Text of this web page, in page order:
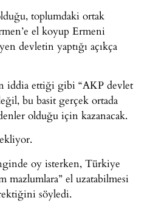
toplumdaki ortak
el koyup Ermeni
devletin yaptığı açıkça
iddia ettiği gibi “AKP devlet
bu basit gerçek ortada
olduğu için kazanacak.
oy isterken, Türkiye
mazlumlara” el uzatabilmesi
söyledi.